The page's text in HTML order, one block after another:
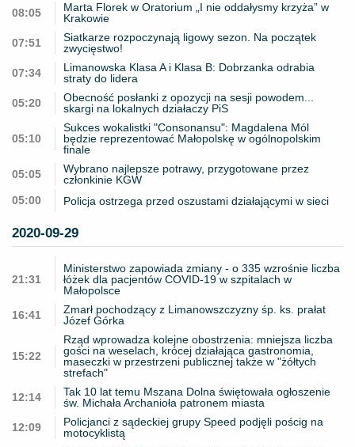
08:05
Marta Florek w Oratorium „I nie oddałysmy krzyża” w
Krakowie
07:51
Siatkarze rozpoczynają ligowy sezon. Na początek
zwycięstwo!
07:34
Limanowska Klasa A i Klasa B: Dobrzanka odrabia
straty do lidera
05:20
Obecność posłanki z opozycji na sesji powodem...
skargi na lokalnych działaczy PiS
05:10
Sukces wokalistki "Consonansu": Magdalena Mól
będzie reprezentować Małopolskę w ogólnopolskim
finale
05:05
Wybrano najlepsze potrawy, przygotowane przez
członkinie KGW
05:00
Policja ostrzega przed oszustami działającymi w sieci
2020-09-29
21:31
Ministerstwo zapowiada zmiany - o 335 wzrośnie liczba
łóżek dla pacjentów COVID-19 w szpitalach w
Małopolsce
16:41
Zmarł pochodzący z Limanowszczyzny śp. ks. prałat
Józef Górka
15:22
Rząd wprowadza kolejne obostrzenia: mniejsza liczba
gości na weselach, krócej działająca gastronomia,
maseczki w przestrzeni publicznej także w "żółtych
strefach"
12:14
Tak 10 lat temu Mszana Dolna świętowała ogłoszenie
św. Michała Archanioła patronem miasta
12:09
Policjanci z sądeckiej grupy Speed podjęli pościg na
motocyklistą